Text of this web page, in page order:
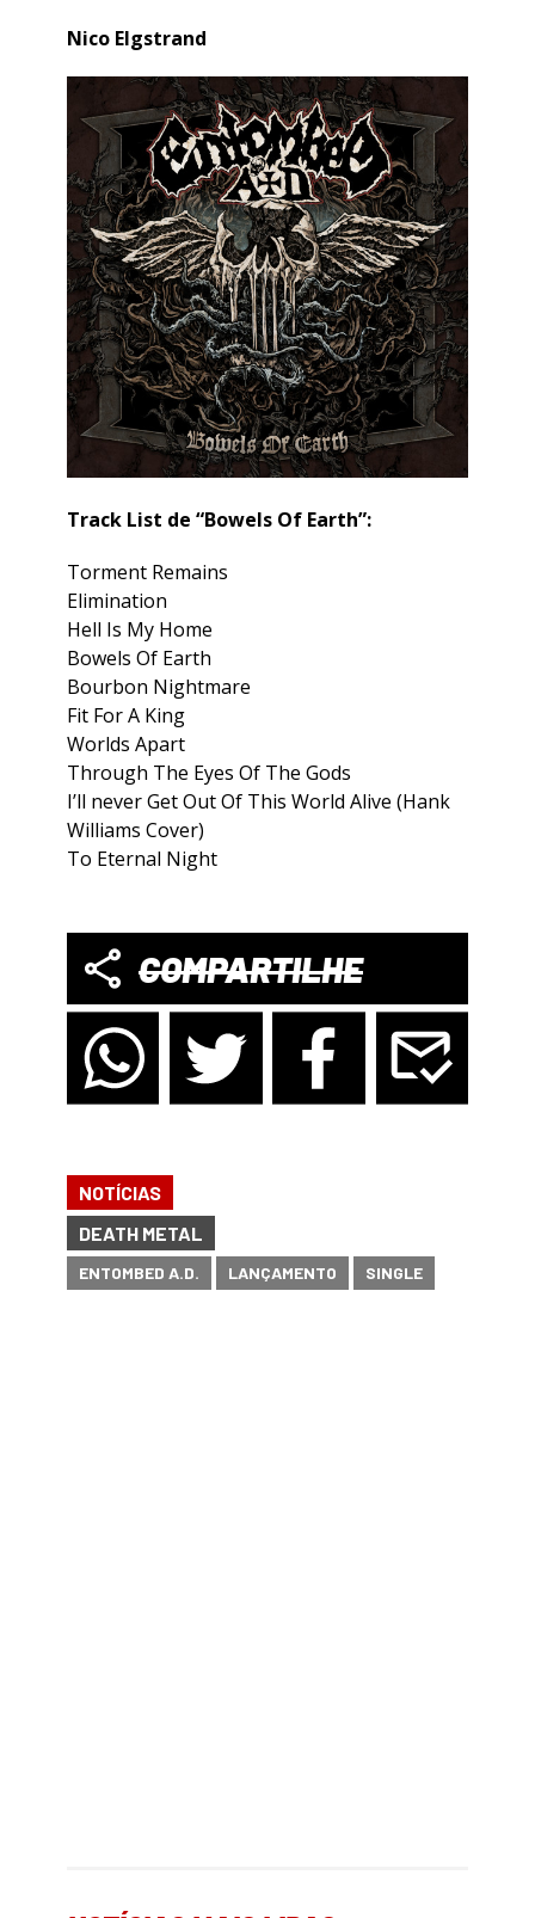
Nico Elgstrand
Track List de “Bowels Of Earth”:
Torment Remains
Elimination
Hell Is My Home
Bowels Of Earth
Bourbon Nightmare
Fit For A King
Worlds Apart
Through The Eyes Of The Gods
I’ll never Get Out Of This World Alive (Hank
Williams Cover)
To Eternal Night
COMPARTILHE
NOTÍCIAS
DEATH METAL
ENTOMBED A.D. LANÇAMENTO SINGLE